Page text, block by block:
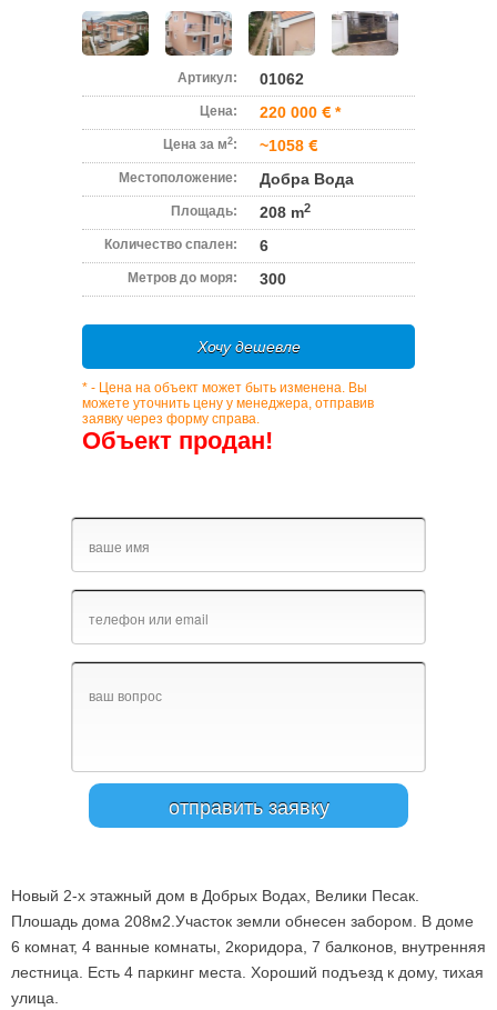
Артикул: 01062
Цена: 220 000 *
Цена за м2: ~1058
Местоположение: Добра Вода
Площадь: 208 m2
Количество спален: 6
Метров до моря: 300
Хочу дешевле
* - Цена на объект может быть изменена. Вы
можете уточнить цену у менеджера, отправив
заявку через форму справа.
Объект продан!
Новый 2-х этажный дом в Добрых Водах, Велики Песак.
Плошадь дома 208м2.Участок земли обнесен забором. В доме
6 комнат, 4 ванные комнаты, 2коридора, 7 балконов, внутренняя
лестница. Есть 4 паркинг места. Хороший подъезд к дому, тихая
улица.